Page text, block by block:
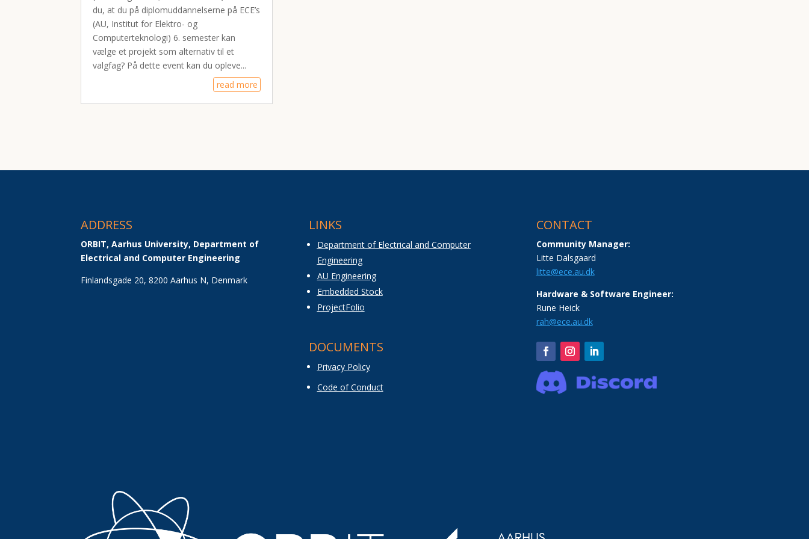
du, at du på diplomuddannelserne på ECE’s
(AU, Institut for Elektro- og
Computerteknologi) 6. semester kan
vælge et projekt som alternativ til et
valgfag? På dette event kan du opleve...
read more
ADDRESS
ORBIT, Aarhus University, Department of
Electrical and Computer Engineering
Finlandsgade 20, 8200 Aarhus N, Denmark
LINKS
Department of Electrical and Computer
Engineering
AU Engineering
Embedded Stock
ProjectFolio
DOCUMENTS
Privacy Policy
Code of Conduct
CONTACT
Community Manager:
Litte Dalsgaard
litte@ece.au.dk
Hardware & Software Engineer:
Rune Heick
rah@ece.au.dk